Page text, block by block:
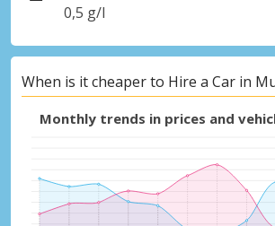
0,5 g/l
When is it cheaper to Hire a Car in
Monthly trends in prices and